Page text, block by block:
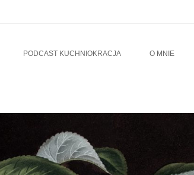
PODCAST KUCHNIOKRACJA O MNIE